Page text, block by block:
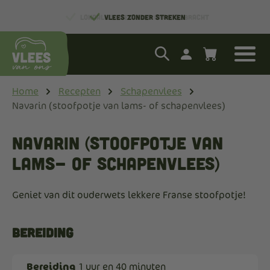
LOKAAL EN MET ZORG GROOTGEBRACHT
Home Recepten
Schapenvlees
Navarin (stoofpotje van lams- of schapenvlees)
Navarin (stoofpotje van
lams- of schapenvlees)
Geniet van dit ouderwets lekkere Franse stoofpotje!
Bereiding
Bereiding 1 uur en 40 minuten